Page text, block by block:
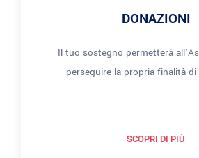
DONAZIONI
Il tuo sostegno permetterà
perseguire la propria finalità
SCOPRI DI PIÙ